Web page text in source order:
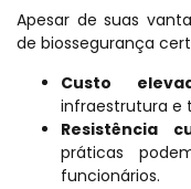
Apesar de suas
de biossegurança
Custo
infraestrutura e
Resistência
práticas
funcionários.